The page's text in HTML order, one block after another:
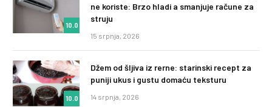
10.0
ne koriste: Brzo hladi a smanjuje račune za
struju
15 srpnja, 2026
10.0
Džem od šljiva iz rerne: starinski recept za
puniji ukus i gustu domaću teksturu
14 srpnja, 2026